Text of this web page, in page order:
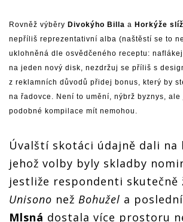
Rovněž výběry Divokýho Billa a Horkýže
nepříliš reprezentativní alba (naštěstí se to
uklohněná dle osvědčeného receptu:
na jeden nový disk, nezdržuj se příliš s
z reklamních důvodů přidej bonus, který by
na řadovce. Není to umění, nýbrž byznys, ale
podobné kompilace mít nemohou.
Úvalští skotáci údajně dali na
jehož volby byly skladby
jestliže respondenti skutečně
Unisono než Bohužel a
Mlsná dostala více prostoru